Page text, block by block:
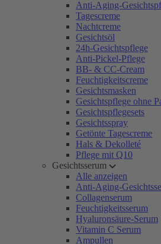
Anti-Aging-
Tagescreme
Nachtcreme
Gesichtsöl
24h-Gesichtspflege
Anti-Pickel-Pflege
BB- & CC-Cream
Feuchtigkeitscreme
Gesichtsmasken
Gesichtspflege ohne
Gesichtspflegesets
Gesichtsspray
Getönte Tagescreme
Hals & Dekolleté
Pflege mit Q10
Gesichtsserum
Alle anzeigen
Anti-Aging-
Collagenserum
Feuchtigkeitsserum
Hyaluronsäure-Serum
Vitamin C Serum
Ampullen